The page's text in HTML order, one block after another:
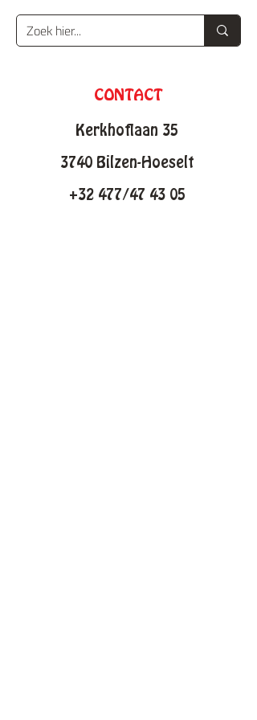
CONTACT
Kerkhoflaan 35
3740 Bilzen-Hoeselt
+32 477/47 43 05